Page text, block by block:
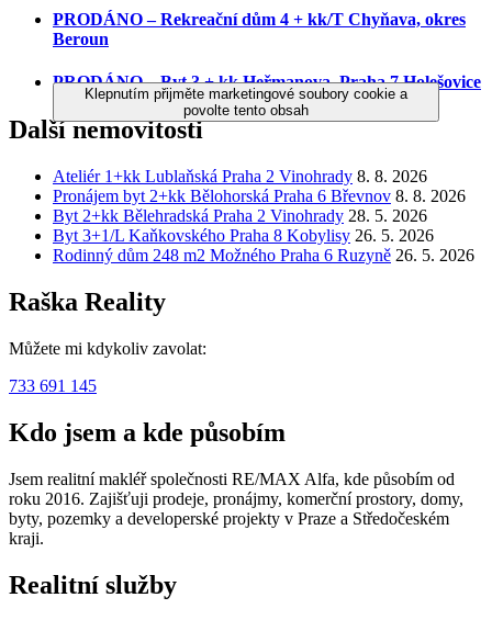
Klepnutím přijměte marketingové soubory cookie a
povolte tento obsah
PRODÁNO – Rekreační dům 4 + kk/T Chyňava, okres
Beroun
PRODÁNO – Byt 3 + kk Heřmanova, Praha 7 Holešovice
Další nemovitosti
Ateliér 1+kk Lublaňská Praha 2 Vinohrady 8. 8. 2026
Pronájem byt 2+kk Bělohorská Praha 6 Břevnov 8. 8. 2026
Byt 2+kk Bělehradská Praha 2 Vinohrady 28. 5. 2026
Byt 3+1/L Kaňkovského Praha 8 Kobylisy 26. 5. 2026
Rodinný dům 248 m2 Možného Praha 6 Ruzyně 26. 5. 2026
Raška Reality
Můžete mi kdykoliv zavolat:
733 691 145
Kdo jsem a kde působím
Jsem realitní makléř společnosti RE/MAX Alfa, kde působím od
roku 2016. Zajišťuji prodeje, pronájmy, komerční prostory, domy,
byty, pozemky a developerské projekty v Praze a Středočeském
kraji.
Realitní služby